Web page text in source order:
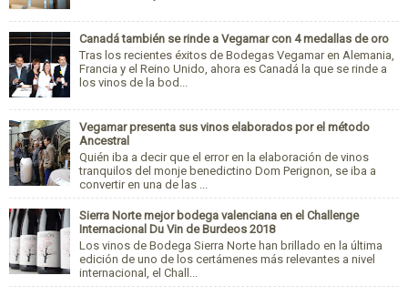
Canadá también se rinde a Vegamar con 4 medallas de oro
Tras los recientes éxitos de Bodegas Vegamar en Alemania,
Francia y el Reino Unido, ahora es Canadá la que se rinde a
los vinos de la bod...
Vegamar presenta sus vinos elaborados por el método
Ancestral
Quién iba a decir que el error en la elaboración de vinos
tranquilos del monje benedictino Dom Perignon, se iba a
convertir en una de las ...
Sierra Norte mejor bodega valenciana en el Challenge
Internacional Du Vin de Burdeos 2018
Los vinos de Bodega Sierra Norte han brillado en la última
edición de uno de los certámenes más relevantes a nivel
internacional, el Chall...